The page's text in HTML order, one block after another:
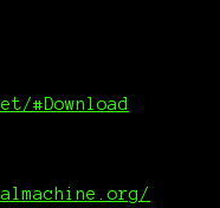
#Download